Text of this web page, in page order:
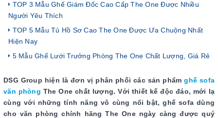
TOP 3 Mẫu Ghế Giám Đốc Cao Cấp The One Được Nhiều
Người Yêu Thích
TOP 5 Mẫu Tủ Hồ Sơ Cao The One Được Ưa Chuộng Nhất
Hiện Nay
5 Mẫu Ghế Lưới Trưởng Phòng The One Chất Lượng, Giá Rẻ
DSG Group hiện là đơn vị phân phối các sản phẩmghế sofa
văn phòng The One chất lượng. Với thiết kế độc đáo, mới lạ
cùng với những tính năng vô cùng nổi bật, ghế sofa dùng
cho văn phòng chính hãng The One ngày càng được quý